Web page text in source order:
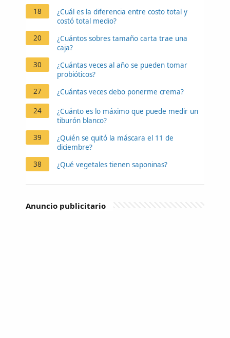
18
¿Cuál es la diferencia entre costo total y
costó total medio?
20
¿Cuántos sobres tamaño carta trae una
caja?
30
¿Cuántas veces al año se pueden tomar
probióticos?
27
¿Cuántas veces debo ponerme crema?
24
¿Cuánto es lo máximo que puede medir un
tiburón blanco?
39
¿Quién se quitó la máscara el 11 de
diciembre?
38
¿Qué vegetales tienen saponinas?
Anuncio publicitario